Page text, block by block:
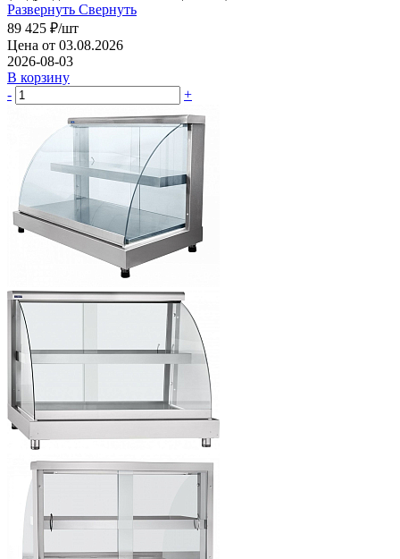
Развернуть Свернуть
89 425 ₽/шт
Цена от 03.08.2026
2026-08-03
В корзину
-
+